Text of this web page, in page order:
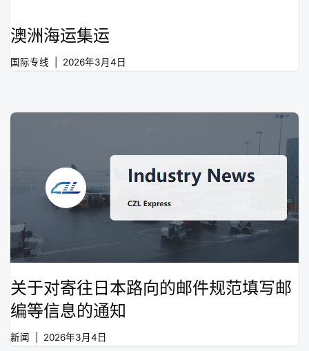
澳洲海运集运
国际专线 2026年3月4日
关于对寄往日本路向的邮件规范填写邮
编等信息的通知
新闻 2026年3月4日